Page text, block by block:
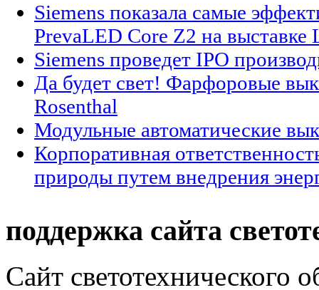
Siemens показала самые
PrevaLED Core Z2 на
Siemens проведет IPO
Да будет свет! Фарфоровые
Rosenthal
Модульные автоматические
Корпоративная
природы путем внедрения
поддержка сайта
Сайт светотехнического